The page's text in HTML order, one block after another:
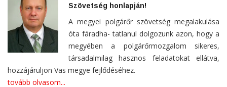
Szövetség honlapján!
A megyei polgárőr szövetség megalakulása
óta fáradha- tatlanul dolgozunk azon, hogy a
megyében a polgárőrmozgalom sikeres,
társadalmilag hasznos feladatokat ellátva,
hozzájáruljon Vas megye fejlődéséhez.
tovább olvasom...